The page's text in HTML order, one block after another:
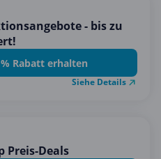
- bis zu
Rabatt erhalten
Siehe Details
Preis-Deals